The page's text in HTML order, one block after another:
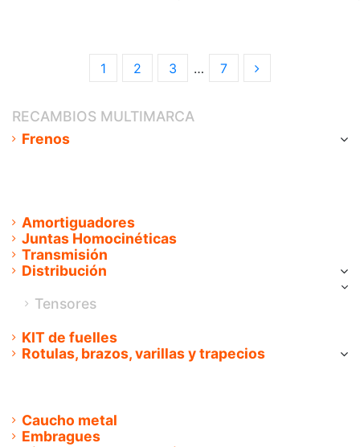
1 2 3 … 7
RECAMBIOS MULTIMARCA
Frenos
Amortiguadores
Juntas Homocinéticas
Transmisión
Distribución
Tensores
KIT de fuelles
Rotulas, brazos, varillas y trapecios
Caucho metal
Embragues